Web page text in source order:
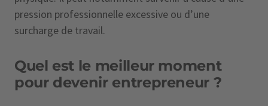
pression professionnelle excessive ou d’une
surcharge de travail.
Quel est le meilleur moment
pour devenir entrepreneur ?